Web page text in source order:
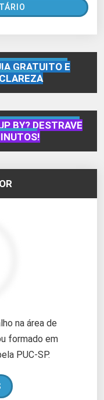
GRATUITO E
BY? DESTRAVE
na área de
formado em
PUC-SP.